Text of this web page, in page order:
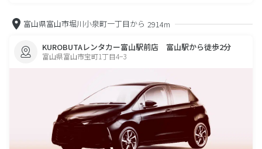
富山県富山市堀川小泉町一丁目から 2914m
KUROBUTAレンタカー富山駅前店 富山駅から徒歩2分
富山県富山市宝町1丁目4−3